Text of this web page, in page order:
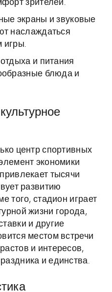
зрителей.
экраны и звуковые
наслаждаться
игры.
и питания
блюда и
центр спортивных
экономики
тысячи
развитию
того, стадион играет
жизни города,
и другие
местом встречи
и интересов,
и единства.